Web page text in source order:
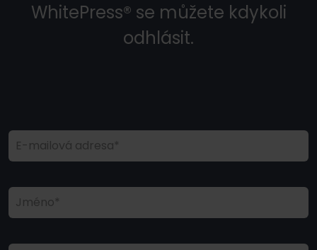
WhitePress® se můžete kdykoli
odhlásit.
E-mailová adresa*
Jméno*